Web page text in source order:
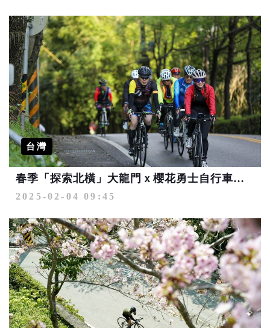
台灣
春季「探索北橫」大龍門ｘ櫻花勇士自行車活動開放報名
2025-02-04 09:45